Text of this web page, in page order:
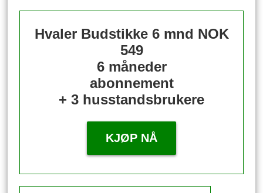
Hvaler Budstikke 6 mnd NOK
549
6 måneder
abonnement
+ 3 husstandsbrukere
KJØP NÅ